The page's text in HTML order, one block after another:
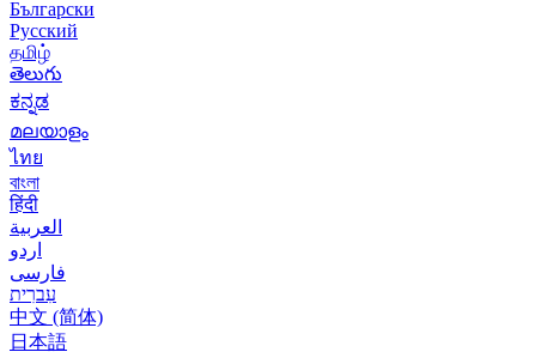
Български
Русский
தமிழ்
తెలుగు
ಕನ್ನಡ
മലയാളം
ไทย
বাংলা
हिंदी
العربية
اردو
فارسی
עִברִית
中文 (简体)
日本語